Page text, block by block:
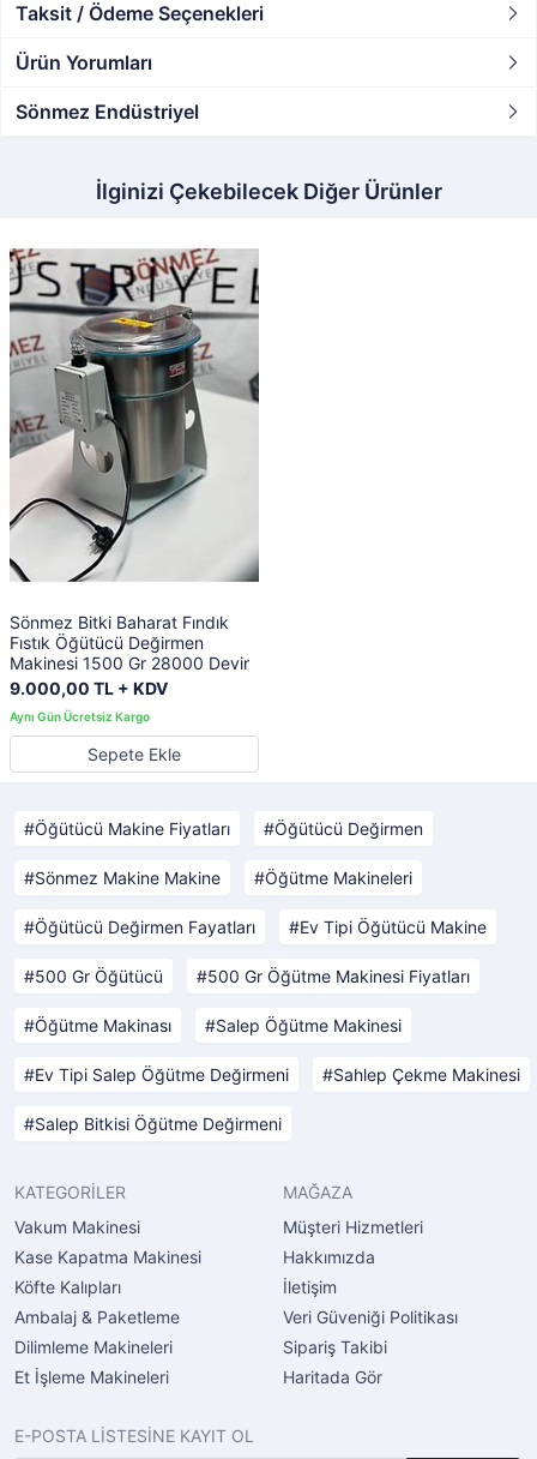
Taksit / Ödeme Seçenekleri
Ürün Yorumları
Sönmez Endüstriyel
İlginizi Çekebilecek Diğer Ürünler
Sönmez Bitki Baharat Fındık
Fıstık Öğütücü Değirmen
Makinesi 1500 Gr 28000 Devir
9.000,00 TL + KDV
Sepete Ekle
Öğütücü Makine Fiyatları Öğütücü Değirmen
Sönmez Makine Makine Öğütme Makineleri
Öğütücü Değirmen Fayatları Ev Tipi Öğütücü Makine
500 Gr Öğütücü 500 Gr Öğütme Makinesi Fiyatları
Öğütme Makinası Salep Öğütme Makinesi
Ev Tipi Salep Öğütme Değirmeni Sahlep Çekme Makinesi
Salep Bitkisi Öğütme Değirmeni
KATEGORİLER
Vakum Makinesi
Kase Kapatma Makinesi
Köfte Kalıpları
Ambalaj & Paketleme
Dilimleme Makineleri
Et İşleme Makineleri
MAĞAZA
Müşteri Hizmetleri
Hakkımızda
İletişim
Veri Güveniği Politikası
Sipariş Takibi
Haritada Gör
E-POSTA LİSTESİNE KAYIT OL